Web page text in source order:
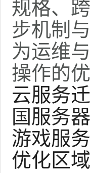
规格、
步机制
为运维
操作的优
云服务
国服务器
游戏服
优化区